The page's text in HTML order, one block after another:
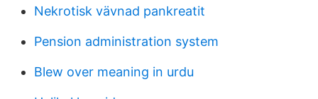
Nekrotisk vävnad pankreatit
Pension administration system
Blew over meaning in urdu